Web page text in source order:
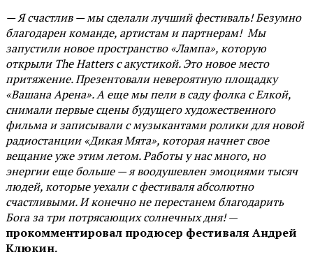
— Я счастлив — мы сделали лучший фестиваль! Безумно
благодарен команде, артистам и партнерам! Мы
запустили новое пространство «Лампа», которую
открыли The Hatters с акустикой. Это новое место
притяжение. Презентовали невероятную площадку
«Вашана Арена». А еще мы пели в саду фолка с Елкой,
снимали первые сцены будущего художественного
фильма и записывали с музыкантами ролики для новой
радиостанции «Дикая Мята», которая начнет свое
вещание уже этим летом. Работы у нас много, но
энергии еще больше — я воодушевлен эмоциями тысяч
людей, которые уехали с фестиваля абсолютно
счастливыми. И конечно не перестанем благодарить
Бога за три потрясающих солнечных дня!—
прокомментировал продюсер фестиваля Андрей
Клюкин.